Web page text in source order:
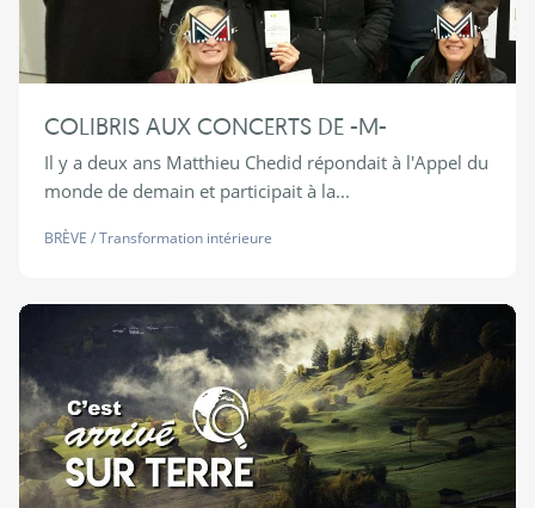
COLIBRIS AUX CONCERTS DE -M-
Il y a deux ans Matthieu Chedid répondait à l'Appel du
monde de demain et participait à la...
BRÈVE /Transformation intérieure